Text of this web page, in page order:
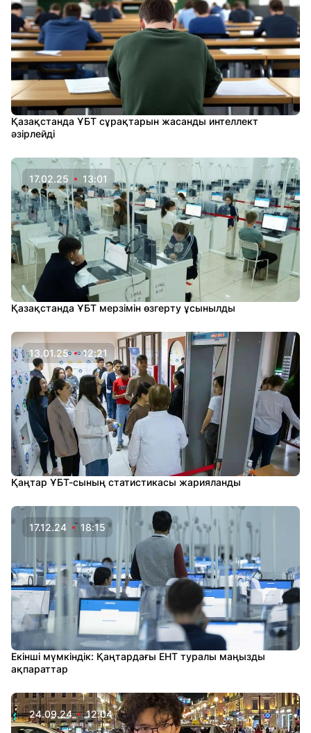
Қазақстанда ҰБТ сұрақтарын жасанды интеллект
әзірлейді
17.02.25 13:01
Қазақстанда ҰБТ мерзімін өзгерту ұсынылды
13.01.25 12:21
Қаңтар ҰБТ-сының статистикасы жарияланды
17.12.24 18:15
Екінші мүмкіндік: Қаңтардағы ЕНТ туралы маңызды
ақпараттар
24.09.24 12:04